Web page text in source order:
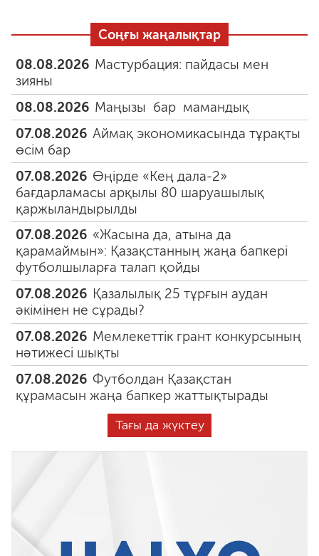
Соңғы жаңалықтар
08.08.2026 Мастурбация: пайдасы мен
зияны
08.08.2026 Маңызы бар мамандық
07.08.2026 Аймақ экономикасында тұрақты
өсім бар
07.08.2026 Өңірде «Кең дала-2»
бағдарламасы арқылы 80 шаруашылық
қаржыландырылды
07.08.2026 «Жасына да, атына да
қарамаймын»: Қазақстанның жаңа бапкері
футболшыларға талап қойды
07.08.2026 Қазалылық 25 тұрғын аудан
әкімінен не сұрады?
07.08.2026 Мемлекеттік грант конкурсының
нәтижесі шықты
07.08.2026 Футболдан Қазақстан
құрамасын жаңа бапкер жаттықтырады
Тағы да жүктеу